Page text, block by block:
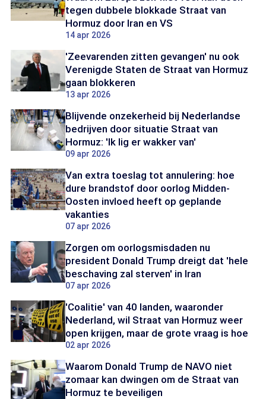
tegen dubbele blokkade Straat van
Hormuz door Iran en VS
14 apr 2026
'Zeevarenden zitten gevangen' nu ook
Verenigde Staten de Straat van Hormuz
gaan blokkeren
13 apr 2026
Blijvende onzekerheid bij Nederlandse
bedrijven door situatie Straat van
Hormuz: 'Ik lig er wakker van'
09 apr 2026
Van extra toeslag tot annulering: hoe
dure brandstof door oorlog Midden-
Oosten invloed heeft op geplande
vakanties
07 apr 2026
Zorgen om oorlogsmisdaden nu
president Donald Trump dreigt dat 'hele
beschaving zal sterven' in Iran
07 apr 2026
'Coalitie' van 40 landen, waaronder
Nederland, wil Straat van Hormuz weer
open krijgen, maar de grote vraag is hoe
02 apr 2026
Waarom Donald Trump de NAVO niet
zomaar kan dwingen om de Straat van
Hormuz te beveiligen